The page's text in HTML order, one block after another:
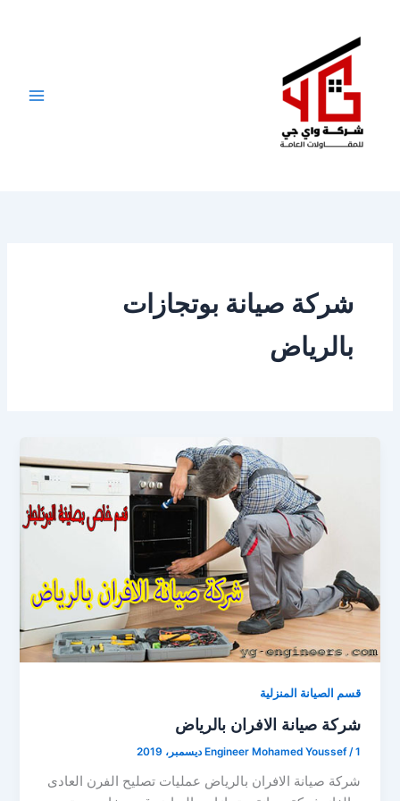
المحتوى
شركة صيانة بوتجازات
بالرياض
قسم الصيانة المنزلية
شركة صيانة الافران بالرياض
Engineer Mohamed Youssef/1 ديسمبر، 2019
شركة صيانة الافران بالرياض عمليات تصليح الفرن العادى